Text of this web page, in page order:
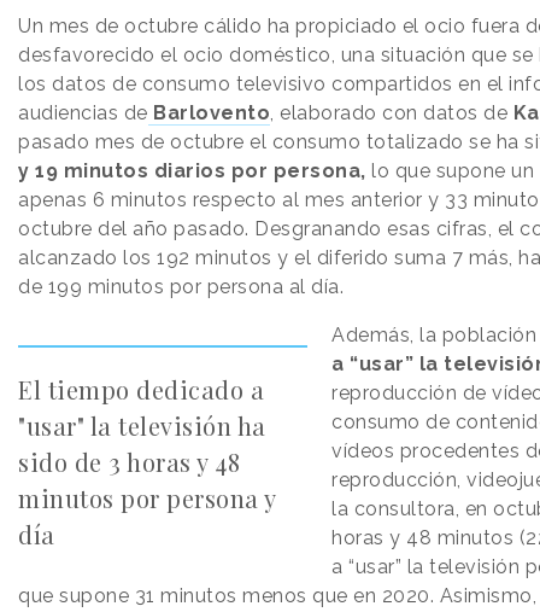
Un mes de octubre cálido ha propiciado el ocio fuera
desfavorecido el ocio doméstico, una situación que
los datos de consumo televisivo compartidos en el
audiencias de Barlovento, elaborado con datos de
pasado mes de octubre el consumo totalizado se ha
y 19 minutos diarios por persona, lo que supone
apenas 6 minutos respecto al mes anterior y 33
octubre del año pasado. Desgranando esas cifras, el
alcanzado los 192 minutos y el diferido suma 7 más,
de 199 minutos por persona al día.
El tiempo dedicado a
"usar" la televisión ha
sido de 3 horas y 48
minutos por persona y
día
Además, la
a “usar” la
reproducción de
consumo de
vídeos procedentes
reproducción,
la consultora, en
horas y 48 minutos
a “usar” la televisión
que supone 31 minutos menos que en 2020.